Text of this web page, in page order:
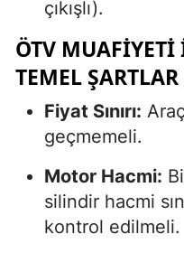
çıkışlı).
ÖTV
TEMEL
Fiyat Sınırı:
geçmemeli.
Motor Hacmi:
silindir hacmi
kontrol edilmeli.